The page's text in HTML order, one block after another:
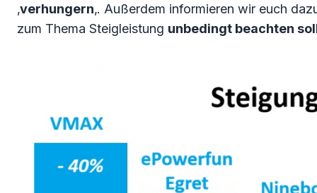
‚verhungern‚. Außerdem informieren wir euch
zum Thema Steigleistung unbedingt beachten